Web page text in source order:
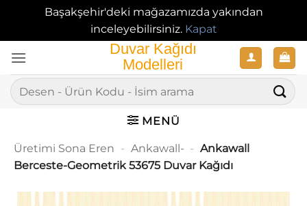
Başakşehir'deki mağazamızda yakından
inceleyebilirsiniz. Kapat
atla
Ara:
MENÜ
Üretimi Sona Eren - Ankawall- - Ankawall
Berceste-Geometrik 53675 Duvar Kağıdı